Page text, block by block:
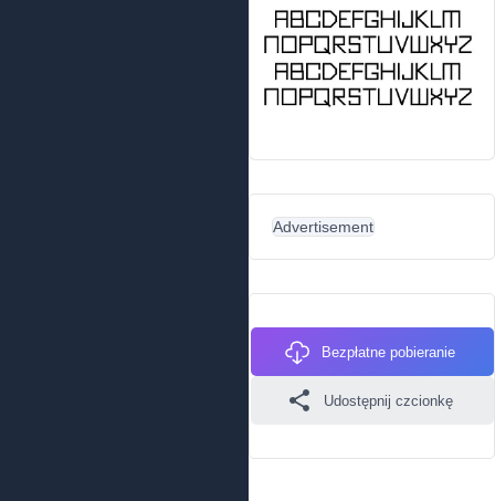
Advertisement
Bezpłatne pobieranie
Udostępnij czcionkę